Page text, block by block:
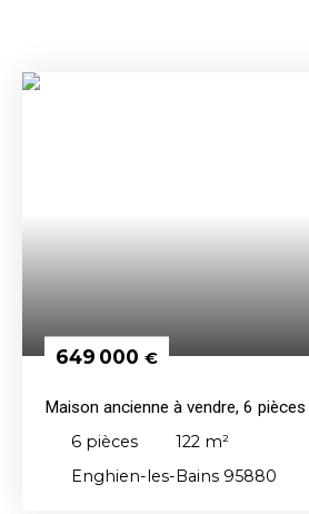
649 000 €
Maison ancienne à vendre, 6
Bains 95880
6 pièces 122 m²
Enghien-les-Bains 95880